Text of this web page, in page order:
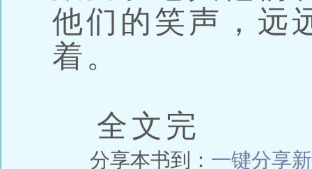
他们的笑声，远
着。
全文完
分享本书到： 一键分享